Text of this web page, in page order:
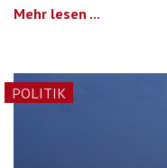
Mehr lesen ...
POLITIK